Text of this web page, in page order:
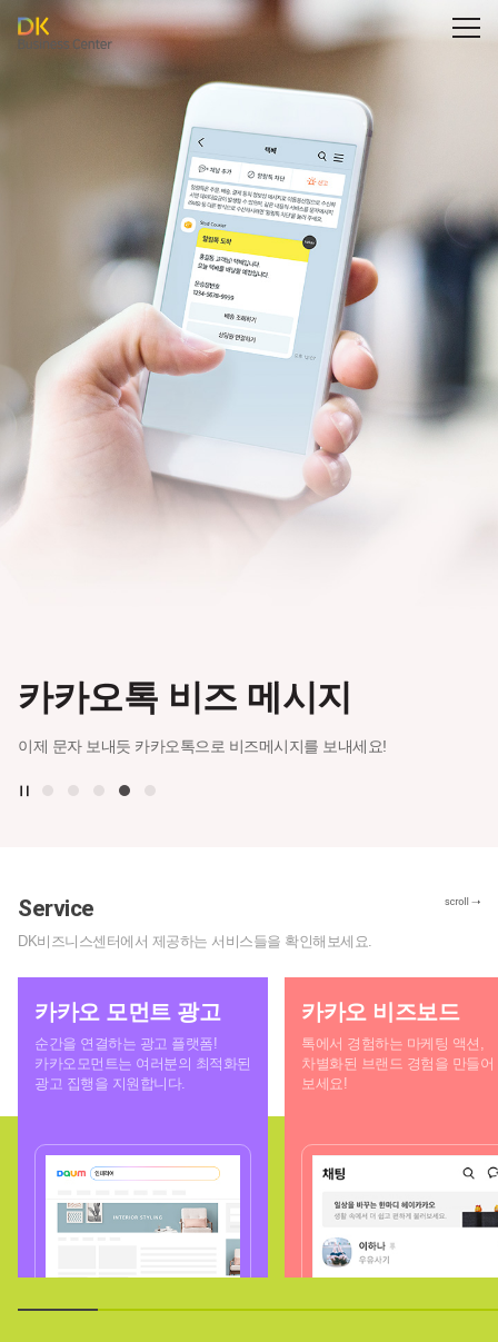
카카오톡 채널은 누구나 무료로 만들고 운영할 수 있는
편리한 디지털 마케팅을 진행해 보세요!
㈜DK비즈니스센터는 새로운 서비스를 이끌어가는
제휴 및 효과 높은광고를 제공하겠습니다.
다양한 형태의 크리에이티브로 브랜드 가치를 강화할 수 있는
최적의 순간에 광고를 노출하여 퍼포먼스를 극대화 할 수 있습니다.
브랜드를 담음 이모티콘으로 광고주의 이벤트 페이지에서
효과적인 브랜드 마케팅을 진행할 수 있습니다.
카카오톡 비즈 메시지
이제 문자 보내듯 카카오톡으로 비즈메시지를 보내세요!
Service
DK비즈니스센터에서 제공하는 서비스들을 확인해보세요.
카카오 모먼트 광고
순간을 연결하는 광고 플랫폼!
카카오모먼트는 여러분의 최적화된
광고 집행을 지원합니다.
카카오 비즈보드
톡에서 경험하는 마케팅 액션,
차별화된 브랜드 경험을 만들어
보세요!